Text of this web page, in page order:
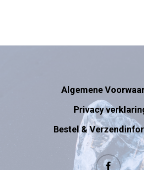
Algemene
Privacy
Bestel &
facebook